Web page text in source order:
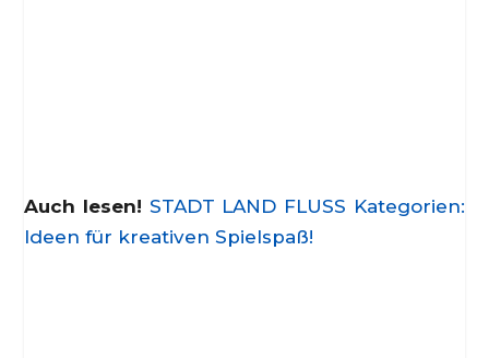
Auch lesen! STADT LAND FLUSS Kategorien:
Ideen für kreativen Spielspaß!